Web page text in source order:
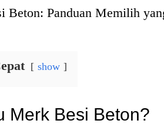
Beton: Panduan Memilih
show
Merk Besi Beton?